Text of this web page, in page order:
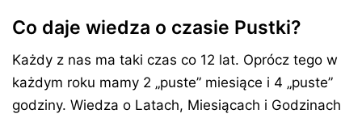
Co daje wiedza o czasie Pustki?
Każdy z nas ma taki czas co 12 lat. Oprócz tego w
każdym roku mamy 2 „puste” miesiące i 4 „puste”
godziny. Wiedza o Latach, Miesiącach i Godzinach